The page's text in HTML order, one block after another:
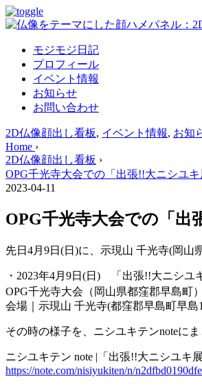
モジモジ日記
プロフィール
イベント情報
お知らせ
お問い合わせ
2D仏像顔出し看板, イベント情報, お知
Home ›
2D仏像顔出し看板 ›
OPG千光寺大会での「出張!!大ニシユ
2023-04-11
OPG千光寺大会での「出
先日4月9日(日)に、示現山 千光寺(岡山
・2023年4月9日(日) 「出張!!大ニシユ
OPG千光寺大会（岡山県都窪郡早島町
会場｜示現山 千光寺(都窪郡早島町早島
その時の様子を、ニシユキテンnoteに
ニシユキテン note |「出張!!大ニシユキ
https://note.com/nisiyukiten/n/n2dfbd0190dfe